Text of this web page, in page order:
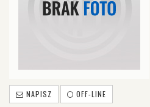
NAPISZ OFF-LINE